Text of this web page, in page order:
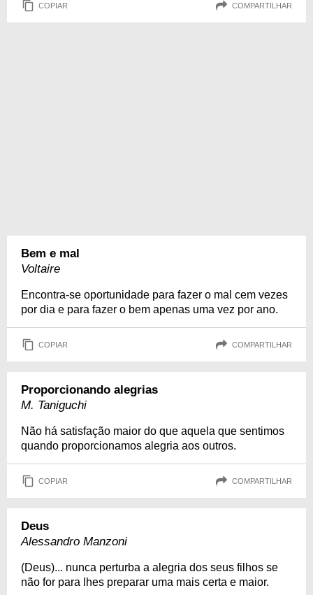
COPIAR COMPARTILHAR
Bem e mal
Voltaire
Encontra-se oportunidade para fazer o mal cem vezes
por dia e para fazer o bem apenas uma vez por ano.
COPIAR COMPARTILHAR
Proporcionando alegrias
M. Taniguchi
Não há satisfação maior do que aquela que sentimos
quando proporcionamos alegria aos outros.
COPIAR COMPARTILHAR
Deus
Alessandro Manzoni
(Deus)... nunca perturba a alegria dos seus filhos se
não for para lhes preparar uma mais certa e maior.